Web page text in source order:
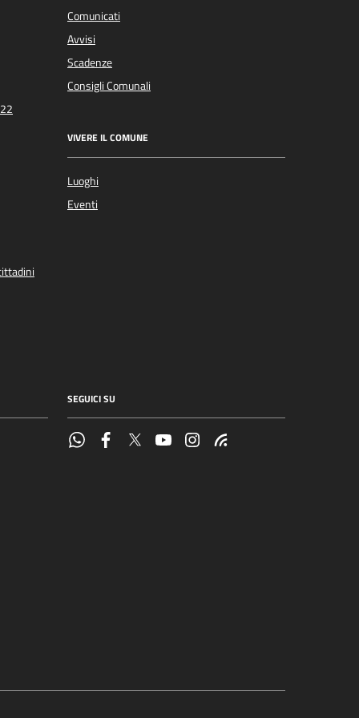
Comunicati
Avvisi
Scadenze
Consigli Comunali
VIVERE IL COMUNE
Luoghi
Eventi
SEGUICI SU